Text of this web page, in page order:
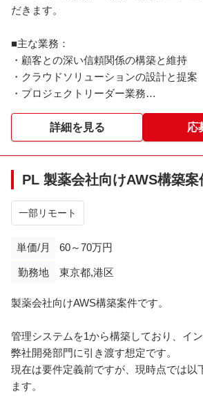
だきます。
■主な業務：
・顧客との深い信頼関係の構築と維持
・クラウドソリューションの設計と提案
・プロジェクトリーダー業務
■得られるご経験：
-マルチクラウドプロジェクト経験
-大規模/高負荷環境の設計・構築・運用
-最新クラウド技術・コンテナ技術の活用
※その他詳細は面談時にご説明させてい
詳細を見る 応
PL 製薬会社向けAWS構築案
一部リモート
単価/月 60～70万円
勤務地 東京都,港区
製薬会社向けAWS構築案件です。
管理システムを1から構築しており、イ
弊社開発部門に引き渡す想定です。
現在は要件定義前ですが、現時点では以
ます。